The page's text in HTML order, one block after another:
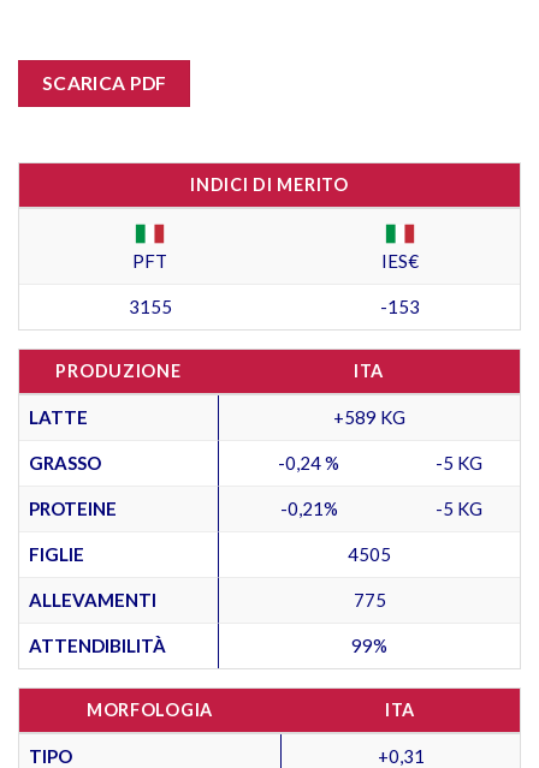
SCARICA PDF
INDICI DI MERITO
PFT IES€
3155 -153
PRODUZIONE ITA
LATTE +589 KG
GRASSO -0,24 % -5 KG
PROTEINE -0,21% -5 KG
FIGLIE 4505
ALLEVAMENTI 775
ATTENDIBILITÀ 99%
MORFOLOGIA ITA
TIPO +0,31